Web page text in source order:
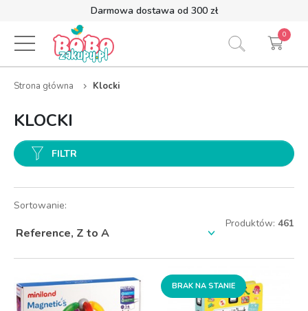
Darmowa dostawa od 300 zł
0
Strona główna Klocki
KLOCKI
FILTR
Sortowanie:
Produktów: 461
BRAK NA STANIE
BRAK NA STANIE